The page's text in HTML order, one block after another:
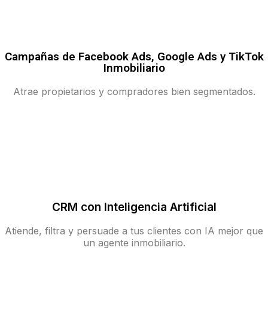
Campañas de Facebook Ads, Google Ads y TikTok
Inmobiliario
Atrae propietarios y compradores bien segmentados.
CRM con Inteligencia Artificial
Atiende, filtra y persuade a tus clientes con IA mejor que
un agente inmobiliario.